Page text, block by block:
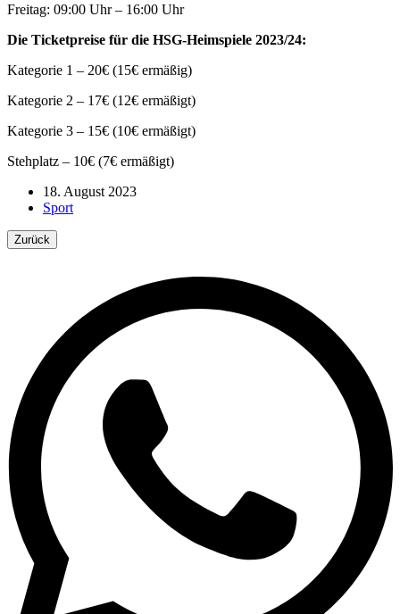
Freitag: 09:00 Uhr – 16:00 Uhr
Die Ticketpreise für die HSG-Heimspiele 2023/24:
Kategorie 1 – 20€ (15€ ermäßig)
Kategorie 2 – 17€ (12€ ermäßigt)
Kategorie 3 – 15€ (10€ ermäßigt)
Stehplatz – 10€ (7€ ermäßigt)
18. August 2023
Sport